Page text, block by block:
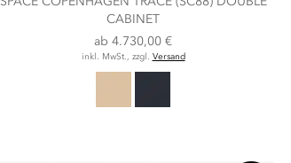
CABINET
ab4.730,00 €
inkl. MwSt., zzgl. Versand